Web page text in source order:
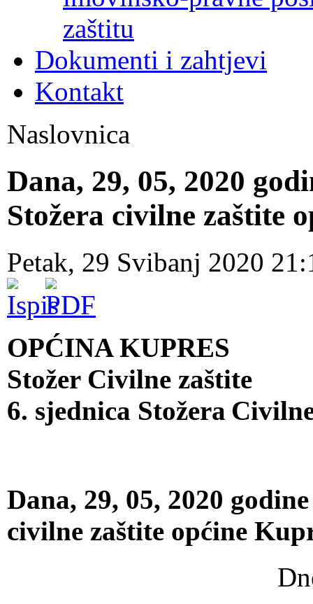
zaštitu
Dokumenti i zahtjevi
Kontakt
Naslovnica
Dana, 29, 05, 2020
Stožera civilne zaštite
Petak, 29 Svibanj 2020
OPĆINA KUPRES
Stožer Civilne zaštite
6. sjednica Stožera
Dana, 29, 05, 2020
civilne zaštite općine